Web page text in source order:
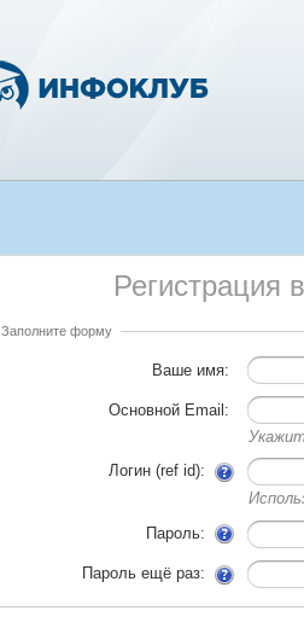
Регистрация
Заполните форму
Ваше имя:
Основной Email:
Логин (ref id):
Пароль:
Пароль ещё раз: